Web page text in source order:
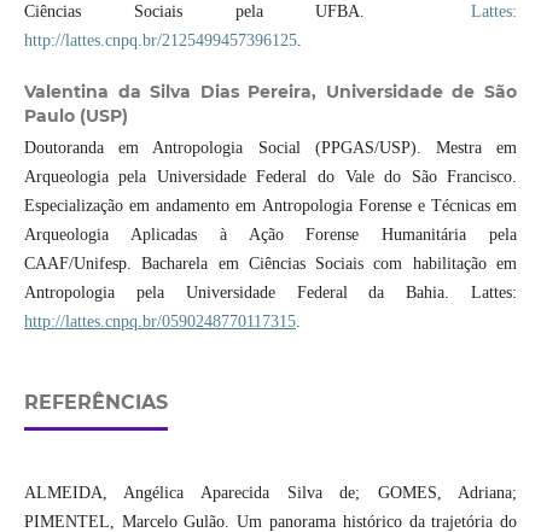
Ciências Sociais pela UFBA.Lattes:
http://lattes.cnpq.br/2125499457396125.
Valentina da Silva Dias Pereira, Universidade de São
Paulo (USP)
Doutoranda em Antropologia Social (PPGAS/USP). Mestra em
Arqueologia pela Universidade Federal do Vale do São Francisco.
Especialização em andamento em Antropologia Forense e Técnicas em
Arqueologia Aplicadas à Ação Forense Humanitária pela
CAAF/Unifesp. Bacharela em Ciências Sociais com habilitação em
Antropologia pela Universidade Federal da Bahia. Lattes:
http://lattes.cnpq.br/0590248770117315.
REFERÊNCIAS
ALMEIDA, Angélica Aparecida Silva de; GOMES, Adriana;
PIMENTEL, Marcelo Gulão. Um panorama histórico da trajetória do